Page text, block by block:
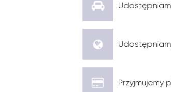
Przyjmujemy